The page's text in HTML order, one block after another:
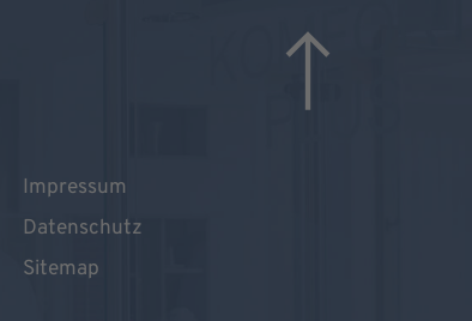
Impressum
Datenschutz
Sitemap